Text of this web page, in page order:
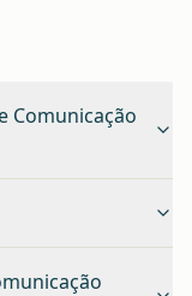
Comunicação